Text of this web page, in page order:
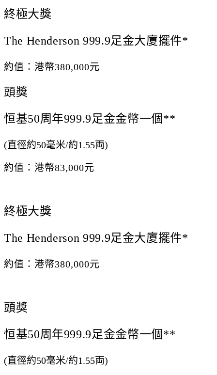
終極大獎
The Henderson 999.9足金大廈擺件*
約值：港幣380,000元
頭獎
恒基50周年999.9足金金幣一個**
(直徑約50毫米/約1.55両)
約值：港幣83,000元
終極大獎
The Henderson 999.9足金大廈擺件*
約值：港幣380,000元
頭獎
恒基50周年999.9足金金幣一個**
(直徑約50毫米/約1.55両)